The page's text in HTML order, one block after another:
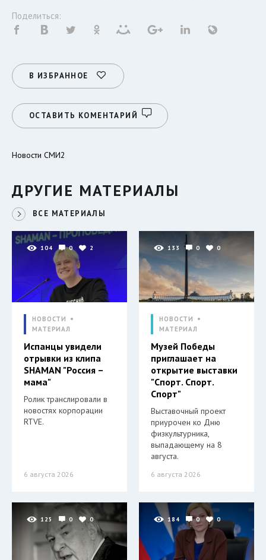
Поделиться:
В ИЗБРАННОЕ
ОСТАВИТЬ КОМЕНТАРИЙ
Новости СМИ2
ДРУГИЕ МАТЕРИАЛЫ
ВСЕ МАТЕРИАЛЫ
104 0 2
НОВОСТИ
МАТЕРИАЛ
Испанцы увидели
отрывки из клипа
SHAMAN "Россия –
мама"
Ролик транслировали в
новостях корпорации
RTVE.
6 августа 2026
133 0 0
НОВОСТИ
МАТЕРИАЛ
Музей Победы
приглашает на
открытие выставки
"Спорт. Спорт.
Спорт"
Выставочный проект
приурочен ко Дню
физкультурника,
выпадающему на 8
августа.
6 августа 2026
125 0 0 184 0 0